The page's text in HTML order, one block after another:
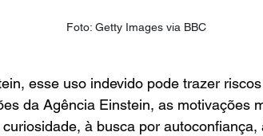
Foto: Getty Images via BBC
, esse uso indevido pode trazer
da Agência Einstein, as motivações
à busca por